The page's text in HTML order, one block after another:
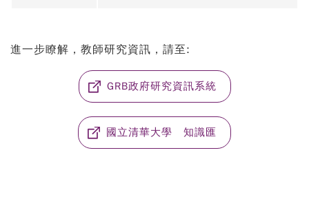
進一步瞭解，教師研究資訊，請至:
GRB政府研究資訊系統
國立清華大學 知識匯